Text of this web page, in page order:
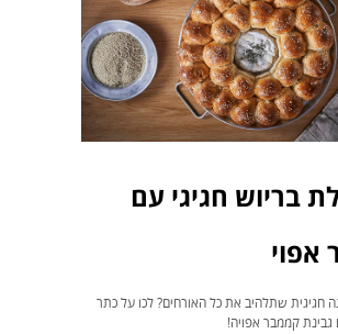
בריוש חגיגי עם
אפוי
חגיגית שתלהיב את כל האורחים? לכו על כתר
קממבר אפויה!